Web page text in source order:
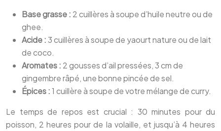
Base grasse : 2 cuillères à soupe d’huile neutre ou de
ghee.
Acide :3 cuillères à soupe de yaourt nature ou de lait
de coco.
Aromates : 2 gousses d’ail pressées, 3 cm de
gingembre râpé, une bonne pincée de sel.
Épices :1 cuillère à soupe de votre mélange de curry.
Le temps de repos est crucial : 30 minutes pour du
poisson, 2 heures pour de la volaille, et jusqu’à 4 heures